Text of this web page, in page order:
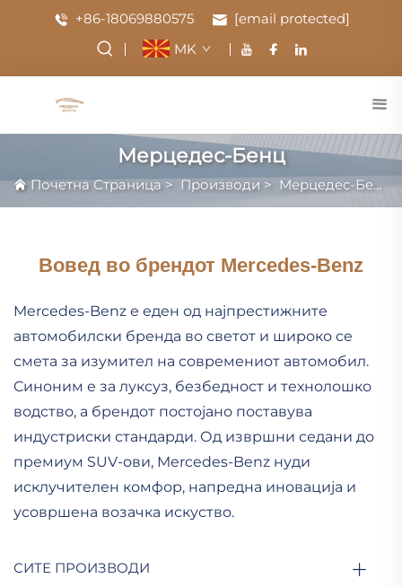
+86-18069880575
[email protected]
MK
Мерцедес-Бенц
Почетна Страница > Производи > Мерцедес-Бенц
Вовед во брендот Mercedes-Benz
Mercedes-Benz е еден од најпрестижните
автомобилски бренда во светот и широко се
смета за изумител на современиот автомобил.
Синоним е за луксуз, безбедност и технолошко
водство, а брендот постојано поставува
индустриски стандарди. Од извршни седани до
премиум SUV-ови, Mercedes-Benz нуди
исклучителен комфор, напредна иновација и
усовршена возачка искуство.
СИТЕ ПРОИЗВОДИ